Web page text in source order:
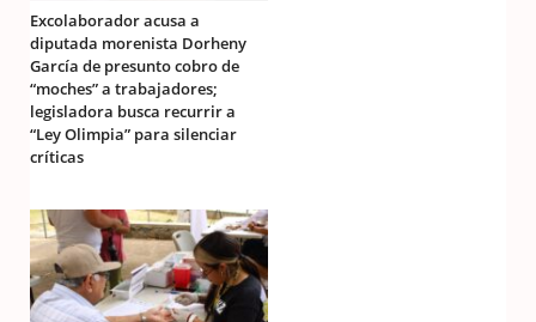
Excolaborador acusa a
diputada morenista Dorheny
García de presunto cobro de
“moches” a trabajadores;
legisladora busca recurrir a
“Ley Olimpia” para silenciar
críticas